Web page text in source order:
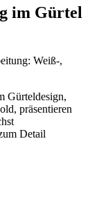
im Gürtel
Weiß-,
Gürteldesign,
präsentieren
Detail